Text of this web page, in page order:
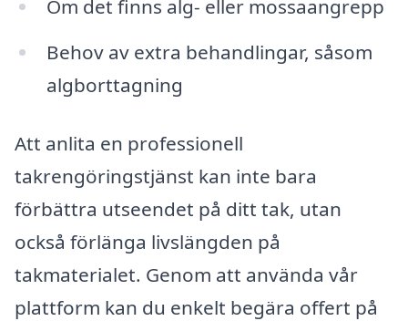
Om det finns alg- eller mossaangrepp
Behov av extra behandlingar, såsom
algborttagning
Att anlita en professionell
takrengöringstjänst kan inte bara
förbättra utseendet på ditt tak, utan
också förlänga livslängden på
takmaterialet. Genom att använda vår
plattform kan du enkelt begära offert på